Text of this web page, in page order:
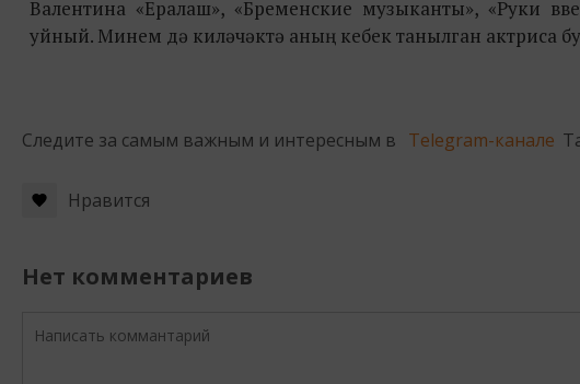
Валентина «Ералаш», «Бременские музыканты», «Руки
уйный. Минем дә киләчәктә аның кебек танылган актриса
Следите за самым важным и интересным в Telegram-канале
Нравится
Нет комментариев